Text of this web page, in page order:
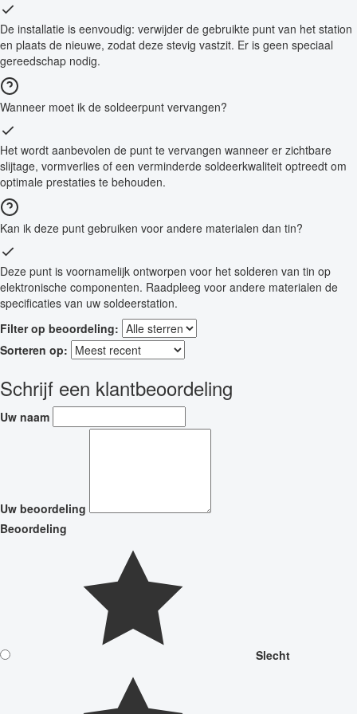
De installatie is eenvoudig: verwijder de gebruikte punt van het station
en plaats de nieuwe, zodat deze stevig vastzit. Er is geen speciaal
gereedschap nodig.
Wanneer moet ik de soldeerpunt vervangen?
Het wordt aanbevolen de punt te vervangen wanneer er zichtbare
slijtage, vormverlies of een verminderde soldeerkwaliteit optreedt om
optimale prestaties te behouden.
Kan ik deze punt gebruiken voor andere materialen dan tin?
Deze punt is voornamelijk ontworpen voor het solderen van tin op
elektronische componenten. Raadpleeg voor andere materialen de
specificaties van uw soldeerstation.
Filter op beoordeling:
Sorteren op:
Schrijf een klantbeoordeling
Uw naam
Uw beoordeling
Beoordeling
Slecht